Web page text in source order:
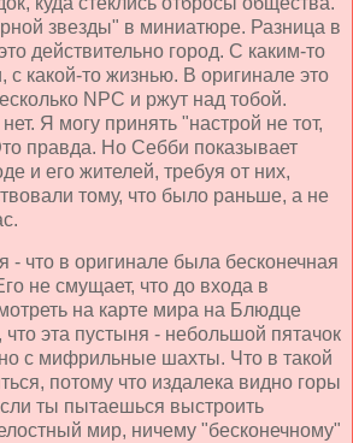
звезды" в миниатюре. Разница в
действительно город. С каким-то
с какой-то жизнью. В оригинале это
NPC и ржут над тобой.
Я могу принять "настрой не тот,
правда. Но Себби показывает
и его жителей, требуя от них,
тому, что было раньше, а не
- что в оригинале была бесконечная
не смущает, что до входа в
на карте мира на Блюдце
что эта пустыня - небольшой пятачок
с мифрильные шахты. Что в такой
потому что издалека видно горы
ты пытаешься выстроить
мир, ничему "бесконечному"